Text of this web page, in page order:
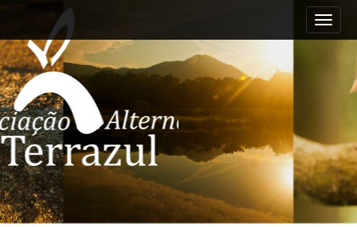
i
n
m
e
n
u
i
p
t
o
c
o
n
t
e
n
t